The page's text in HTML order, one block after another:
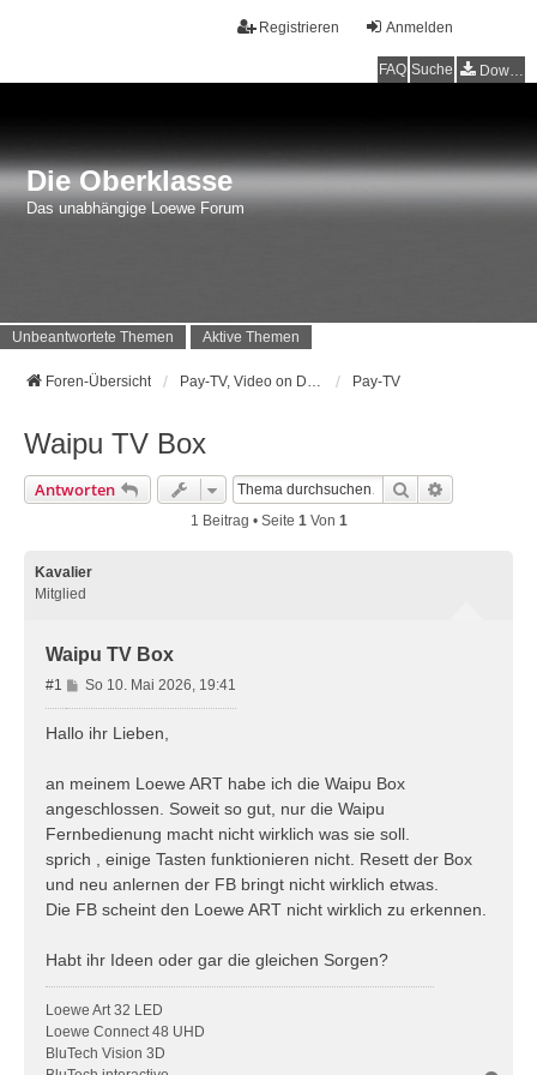
Anmelden
Registrieren
FAQ Suche Downloads
Die Oberklasse
Das unabhängige Loewe Forum
Unbeantwortete Themen Aktive Themen
Foren-Übersicht Pay-TV, Video on Demand sowie alles zu CI, CI+ und Co. Pay-TV
Waipu TV Box
Antworten Suche
1 Beitrag • Seite 1Von 1
Kavalier
Mitglied
Waipu TV Box
#1
B
e
a
g
So 10. Mai 2026, 19:41
Hallo ihr Lieben,
an meinem Loewe ART habe ich die Waipu Box
angeschlossen. Soweit so gut, nur die Waipu
Fernbedienung macht nicht wirklich was sie soll.
sprich , einige Tasten funktionieren nicht. Resett der Box
und neu anlernen der FB bringt nicht wirklich etwas.
Die FB scheint den Loewe ART nicht wirklich zu erkennen.
Habt ihr Ideen oder gar die gleichen Sorgen?
Loewe Art 32 LED
Loewe Connect 48 UHD
BluTech Vision 3D